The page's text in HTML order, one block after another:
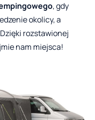
, gdy
okolicy, a
rozstawionej
nam miejsca!